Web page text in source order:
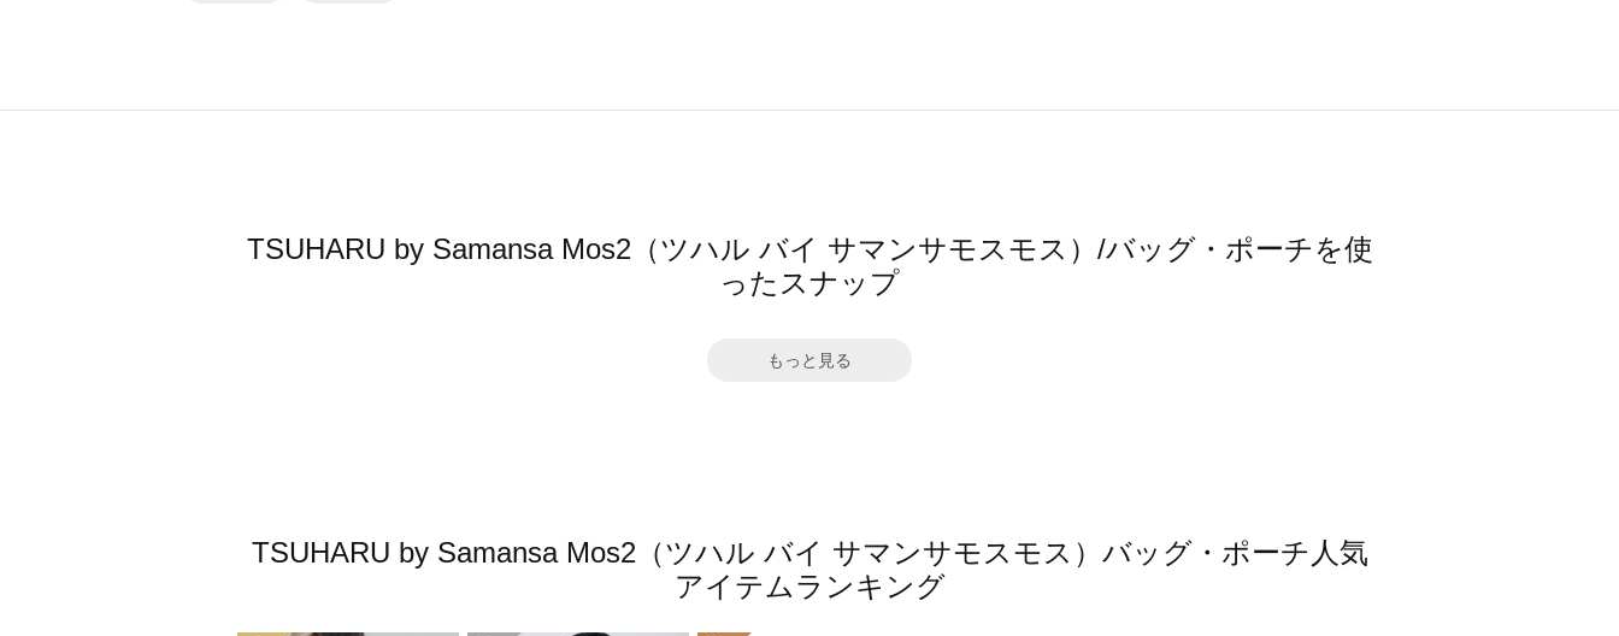
TSUHARU by Samansa Mos2（ツハル バイ サマンサモスモス）/バッグ・ポーチを使
ったスナップ
もっと見る
TSUHARU by Samansa Mos2（ツハル バイ サマンサモスモス）バッグ・ポーチ人気
アイテムランキング